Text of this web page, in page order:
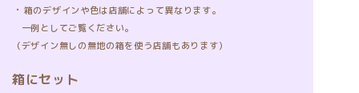
・ 箱のデザインや色は店舗によって異なります。
一例としてご覧ください。
（デザイン無しの無地の箱を使う店舗もあります）
箱にセット